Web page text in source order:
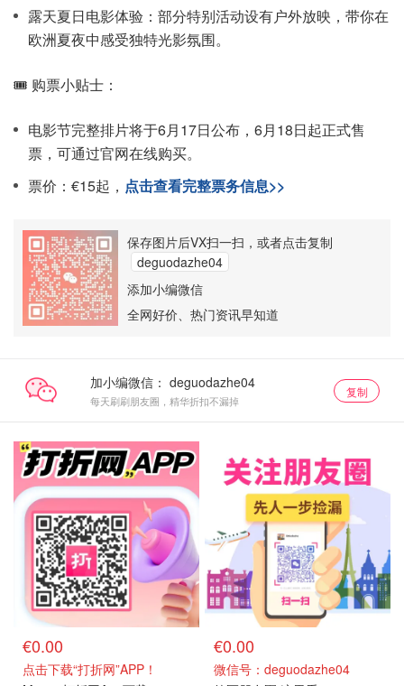
露天夏日电影体验：部分特别活动设有户外放映，带你在
欧洲夏夜中感受独特光影氛围。
🎟️ 购票小贴士：
电影节完整排片将于6月17日公布，6月18日起正式售
票，可通过官网在线购买。
票价：€15起， 点击查看完整票务信息>>
保存图片后VX扫一扫，或者点击复制
deguodazhe04
添加小编微信
全网好价、热门资讯早知道
加小编微信：
每天刷刷朋友圈，精华折扣不漏掉
复制
€0.00
点击下载“打折网”APP！
€0.00
微信号：deguodazhe04